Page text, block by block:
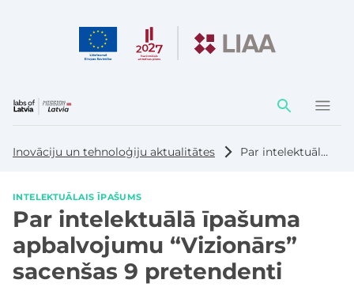
Darbības
elementi
Inovāciju un tehnoloģiju aktualitātes Par intelektuālā īpašuma apbalvojumu “Vizionārs” sacenšas 9 pretendenti
INTELEKTUĀLAIS ĪPAŠUMS
Par intelektuālā īpašuma
apbalvojumu “Vizionārs”
sacenšas 9 pretendenti